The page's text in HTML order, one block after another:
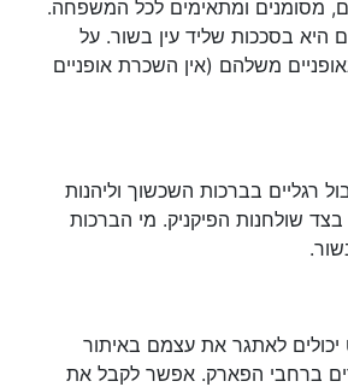
מסומנים ומתאימים לכל המשפחה.
היא בסככות שליד עין בשור. על
משלהם (אין השכרת אופניים
רגליים בברכות השכשוך וליהנות
שולחנות הפיקניק. מי הברכות
יכולים לאתגר את עצמם באיתור
ברחבי הפארק. אפשר לקבל את